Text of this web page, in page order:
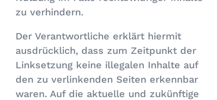
zu verhindern.
Der Verantwortliche erklärt hiermit
ausdrücklich, dass zum Zeitpunkt der
Linksetzung keine illegalen Inhalte auf
den zu verlinkenden Seiten erkennbar
waren. Auf die aktuelle und zukünftige